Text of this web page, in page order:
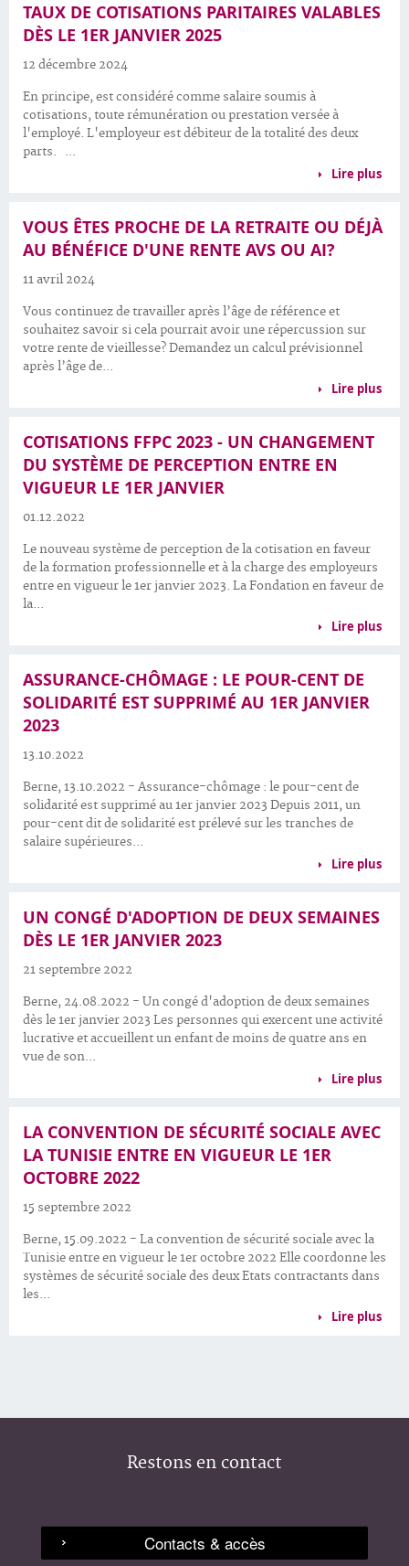
TAUX DE COTISATIONS PARITAIRES VALABLES
DÈS LE 1ER JANVIER 2025
12 décembre 2024
En principe, est considéré comme salaire soumis à
cotisations, toute rémunération ou prestation versée à
l'employé. L'employeur est débiteur de la totalité des deux
parts. ...
Lire plus
VOUS ÊTES PROCHE DE LA RETRAITE OU DÉJÀ
AU BÉNÉFICE D'UNE RENTE AVS OU AI?
11 avril 2024
Vous continuez de travailler après l’âge de référence et
souhaitez savoir si cela pourrait avoir une répercussion sur
votre rente de vieillesse? Demandez un calcul prévisionnel
après l’âge de...
Lire plus
COTISATIONS FFPC 2023 - UN CHANGEMENT
DU SYSTÈME DE PERCEPTION ENTRE EN
VIGUEUR LE 1ER JANVIER
01.12.2022
Le nouveau système de perception de la cotisation en faveur
de la formation professionnelle et à la charge des employeurs
entre en vigueur le 1er janvier 2023. La Fondation en faveur de
la...
Lire plus
ASSURANCE-CHÔMAGE : LE POUR-CENT DE
SOLIDARITÉ EST SUPPRIMÉ AU 1ER JANVIER
2023
13.10.2022
Berne, 13.10.2022 - Assurance-chômage : le pour-cent de
solidarité est supprimé au 1er janvier 2023 Depuis 2011, un
pour-cent dit de solidarité est prélevé sur les tranches de
salaire supérieures...
Lire plus
UN CONGÉ D'ADOPTION DE DEUX SEMAINES
DÈS LE 1ER JANVIER 2023
21 septembre 2022
Berne, 24.08.2022 - Un congé d'adoption de deux semaines
dès le 1er janvier 2023 Les personnes qui exercent une activité
lucrative et accueillent un enfant de moins de quatre ans en
vue de son...
Lire plus
LA CONVENTION DE SÉCURITÉ SOCIALE AVEC
LA TUNISIE ENTRE EN VIGUEUR LE 1ER
OCTOBRE 2022
15 septembre 2022
Berne, 15.09.2022 - La convention de sécurité sociale avec la
Tunisie entre en vigueur le 1er octobre 2022 Elle coordonne les
systèmes de sécurité sociale des deux Etats contractants dans
les...
Lire plus
Restons en contact